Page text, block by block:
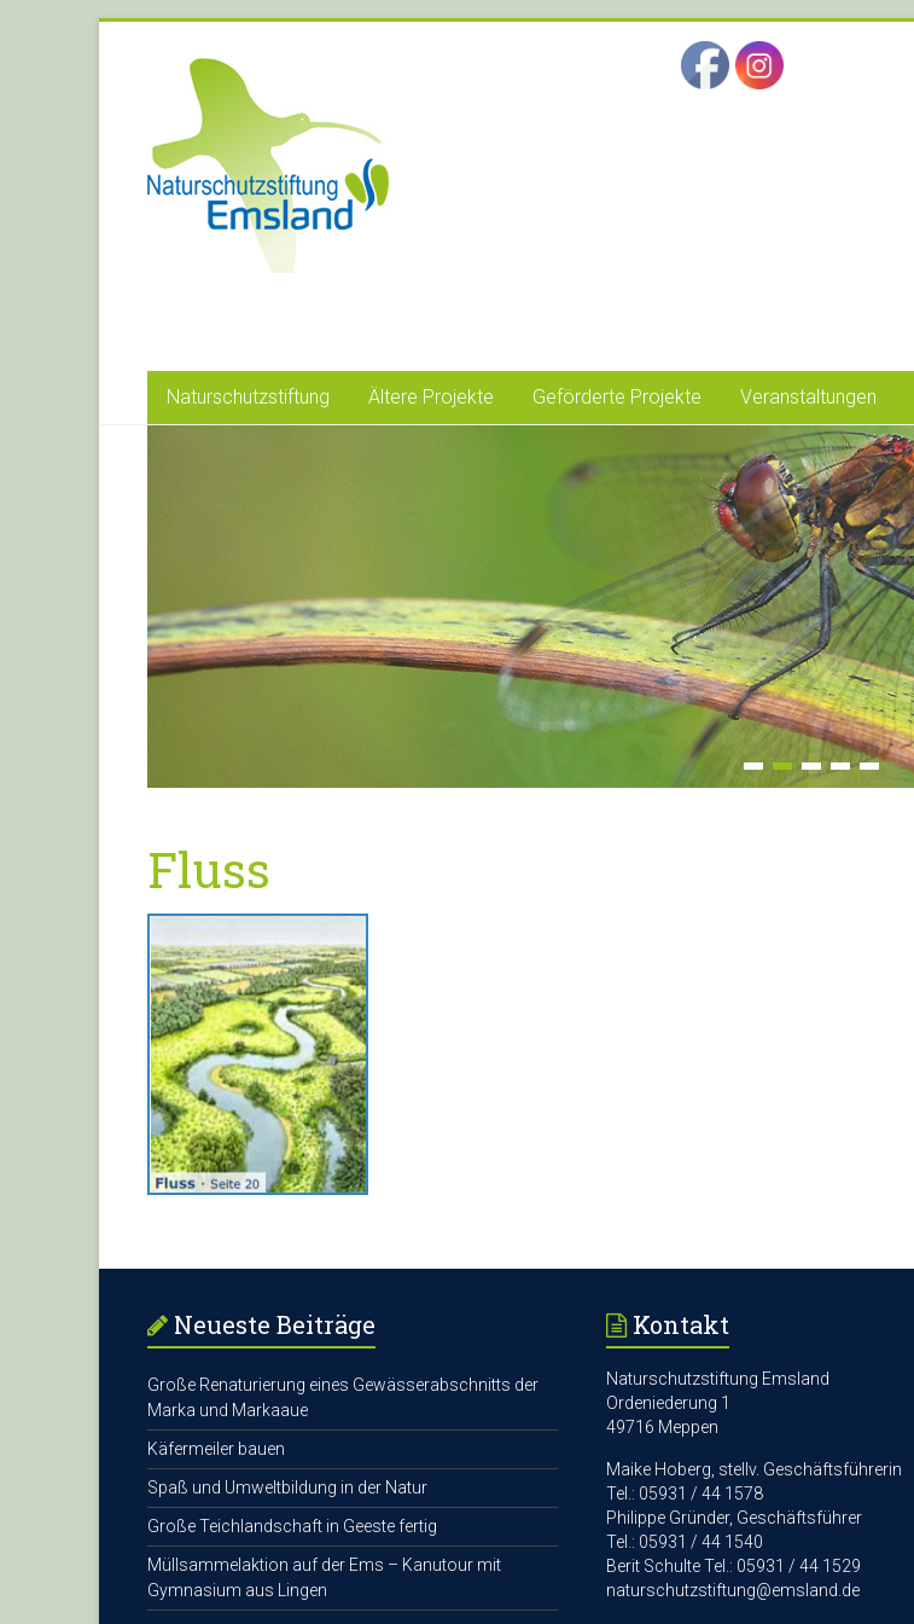
Naturschutzstiftung Ältere Projekte Geförderte Projekte Veranstaltungen
1 2 3 4 5
Fluss
Neueste Beiträge
Große Renaturierung eines Gewässerabschnitts der
Marka und Markaaue
Käfermeiler bauen
Spaß und Umweltbildung in der Natur
Große Teichlandschaft in Geeste fertig
Müllsammelaktion auf der Ems – Kanutour mit
Gymnasium aus Lingen
Kontakt
Naturschutzstiftung Emsland
Ordeniederung 1
49716 Meppen
Maike Hoberg, stellv. Geschäftsführerin
Tel.: 05931 / 44 1578
Philippe Gründer, Geschäftsführer
Tel.: 05931 / 44 1540
Berit Schulte Tel.: 05931 / 44 1529
naturschutzstiftung@emsland.de